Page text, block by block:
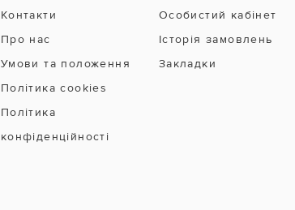
Контакти
Про нас
Умови та положення
Політика cookies
Політика
конфіденційності
Особистий кабінет
Історія замовлень
Закладки